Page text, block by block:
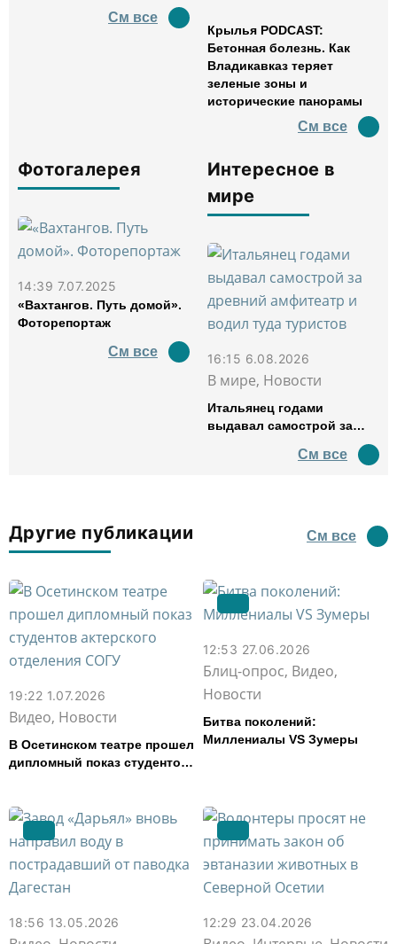
См все
Крылья PODCAST:
Бетонная болезнь. Как
Владикавказ теряет
зеленые зоны и
исторические панорамы
См все
Фотогалерея
14:39 7.07.2025
«Вахтангов. Путь домой».
Фоторепортаж
См все
Интересное в
мире
16:15 6.08.2026
В мире, Новости
Итальянец годами
выдавал самострой за
водил туда туристов
См все
Другие публикации См все
19:22 1.07.2026
Видео, Новости
В Осетинском театре прошел
дипломный показ студентов
12:53 27.06.2026
Блиц-опрос, Видео,
Новости
Битва поколений:
Миллениалы VS Зумеры
18:56 13.05.2026 12:29 23.04.2026